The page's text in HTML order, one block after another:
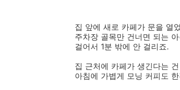
집 앞에 새로 카페가 문을 열
주차장 골목만 건너면 되는
걸어서 1분 밖에 안 걸리죠.
집 근처에 카페가 생긴다는
아침에 가볍게 모닝 커피도